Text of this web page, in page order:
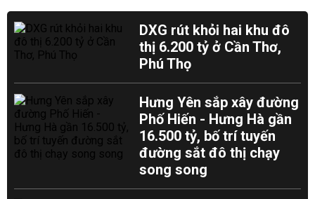
DXG rút khỏi hai khu đô
thị 6.200 tỷ ở Cần Thơ,
Phú Thọ
Hưng Yên sắp xây đường
Phố Hiến - Hưng Hà gần
16.500 tỷ, bố trí tuyến
đường sắt đô thị chạy
song song